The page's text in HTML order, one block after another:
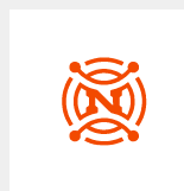
contenido